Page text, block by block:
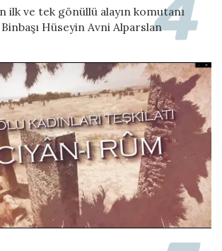
ilk ve tek gönüllü alayın komutanı
Hüseyin Avni Alparslan